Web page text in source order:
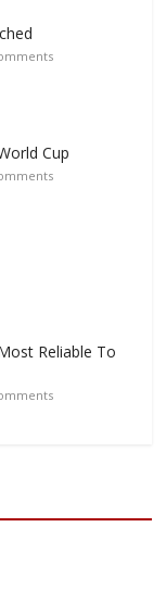
Cup
Reliable To